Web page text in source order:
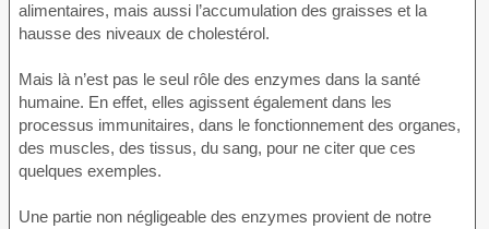
alimentaires, mais aussi l’accumulation des graisses et la
hausse des niveaux de cholestérol.
Mais là n’est pas le seul rôle des enzymes dans la santé
humaine. En effet, elles agissent également dans les
processus immunitaires, dans le fonctionnement des organes,
des muscles, des tissus, du sang, pour ne citer que ces
quelques exemples.
Une partie non négligeable des enzymes provient de notre